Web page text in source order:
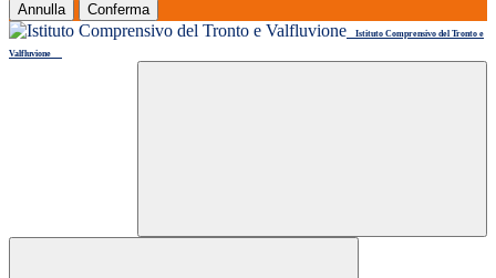
Annulla Conferma
Istituto Comprensivo del Tronto e
Valfluvione